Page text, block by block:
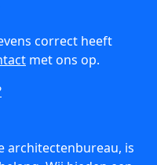
correct heeft
met ons op.
architectenbureau, is